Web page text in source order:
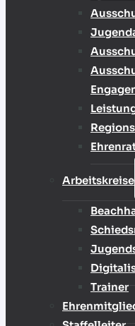
Arbeitskreise
Trainer